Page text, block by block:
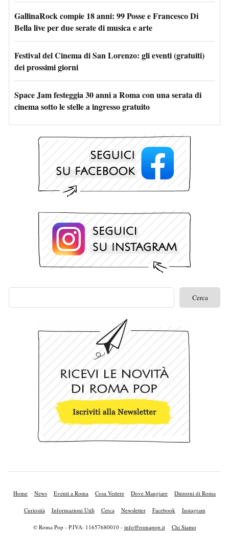
GallinaRock compie 18 anni: 99 Posse e Francesco Di
Bella live per due serate di musica e arte
Festival del Cinema di San Lorenzo: gli eventi (gratuiti)
dei prossimi giorni
Space Jam festeggia 30 anni a Roma con una serata di
cinema sotto le stelle a ingresso gratuito
Home News Eventi a Roma Cosa Vedere Dove Mangiare Dintorni di Roma
Curiosità Informazioni Utili Cerca Newsletter Facebook Instagram
© Roma Pop - P.IVA: 11657680010 - info@romapop.it Chi Siamo